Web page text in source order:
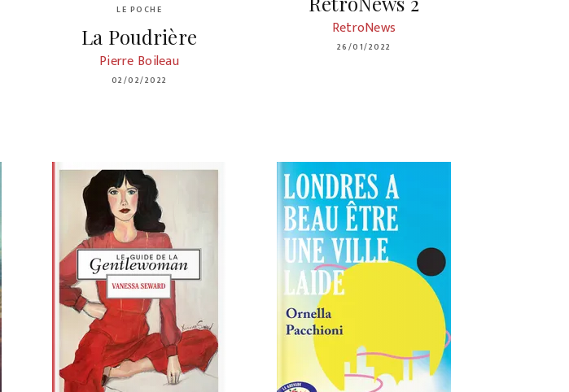
LE POCHE
La Poudrière
Pierre Boileau
02/02/2022
RetroNews
26/01/2022